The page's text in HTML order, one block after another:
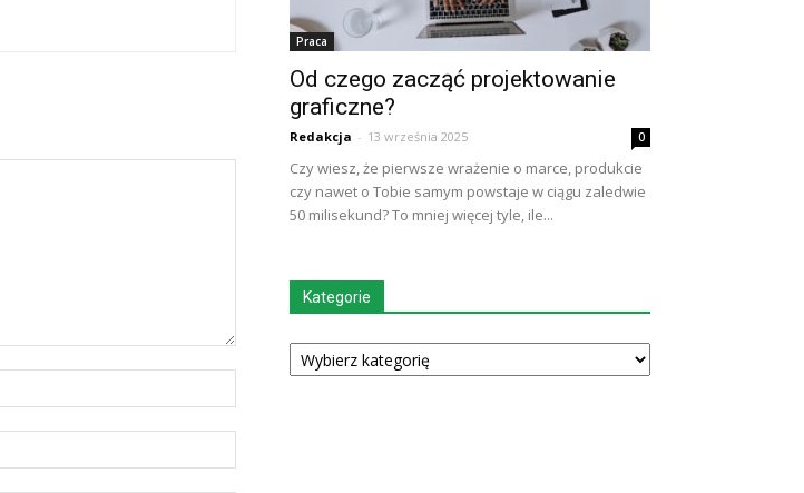
Praca
Od czego zacząć projektowanie
graficzne?
Redakcja - 13 września 2025 0
Czy wiesz, że pierwsze wrażenie o marce, produkcie
czy nawet o Tobie samym powstaje w ciągu zaledwie
50 milisekund? To mniej więcej tyle, ile...
Kategorie
Kategorie